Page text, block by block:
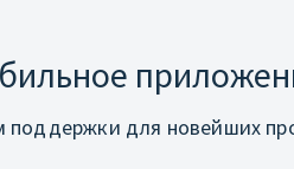
поддержки для новейших